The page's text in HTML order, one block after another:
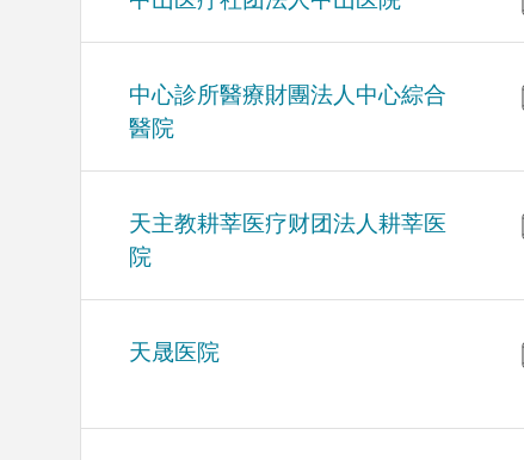
中心診所醫療財團法人中心綜合
醫院
天主教耕莘医疗财团法人耕莘医
院
天晟医院